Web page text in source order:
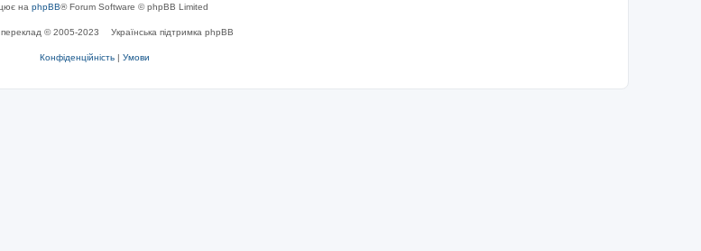
на phpBB® Forum Software © phpBB Limited
переклад © 2005-2023 Українська підтримка phpBB
Конфіденційність | Умови